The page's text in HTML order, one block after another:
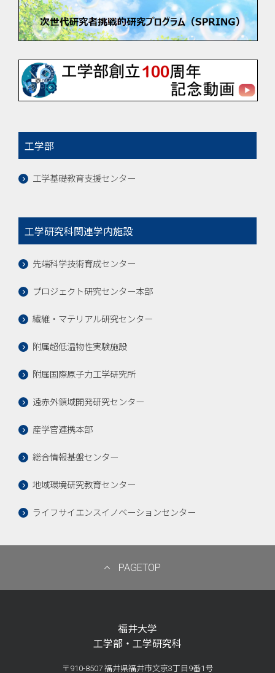
工学部
工学基礎教育支援センター
工学研究科関連学内施設
先端科学技術育成センター
プロジェクト研究センター本部
繊維・マテリアル研究センター
附属超低温物性実験施設
附属国際原子力工学研究所
遠赤外領域開発研究センター
産学官連携本部
総合情報基盤センター
地域環境研究教育センター
ライフサイエンスイノベーションセンター
PAGETOP
福井大学
工学部・工学研究科
〒910-8507 福井県福井市文京3丁目9番1号